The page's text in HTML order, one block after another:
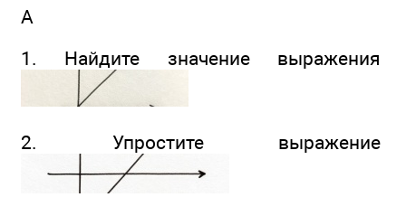
А
1. Найдите значение выражения
2. Упростите выражение